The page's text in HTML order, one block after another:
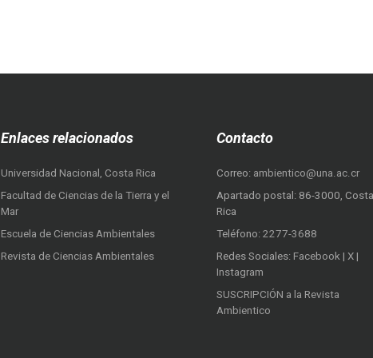
Enlaces relacionados
Universidad Nacional, Costa Rica
Facultad de Ciencias de la Tierra y el
Mar
Escuela de Ciencias Ambientales
Revista de Ciencias Ambientales
Contacto
Correo: ambientico@una.ac.cr
Apartado postal: 86-3000, Costa
Rica
Teléfono: 2277-3688
Redes Sociales: Facebook | X |
Instagram
SUSCRIPCIÓN a la Revista
Ambientico